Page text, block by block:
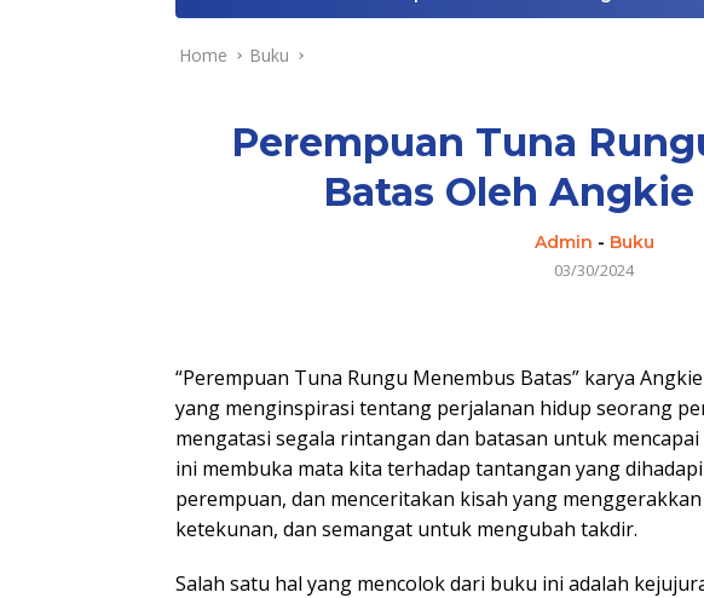
Home Buku
Perempuan Tuna
Batas Oleh
Admin - Buku
03/30/2024
“Perempuan Tuna Rungu Menembus Batas” karya
yang menginspirasi tentang perjalanan hidup seorang
mengatasi segala rintangan dan batasan untuk
ini membuka mata kita terhadap tantangan yang
perempuan, dan menceritakan kisah yang
ketekunan, dan semangat untuk mengubah takdir.
Salah satu hal yang mencolok dari buku ini adalah